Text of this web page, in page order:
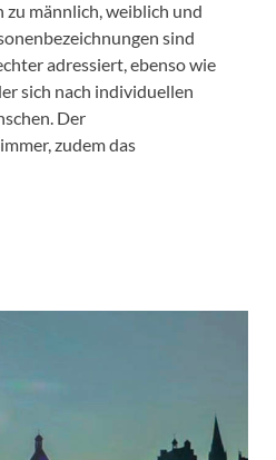
männlich, weiblich und
sind
adressiert, ebenso wie
sich nach individuellen
Der
zudem das